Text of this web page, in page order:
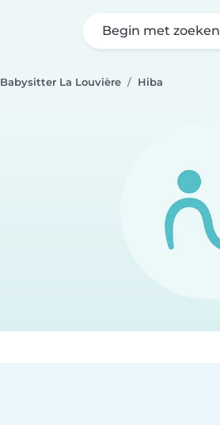
Begin met zoeken
Babysitter La Louvière Hiba